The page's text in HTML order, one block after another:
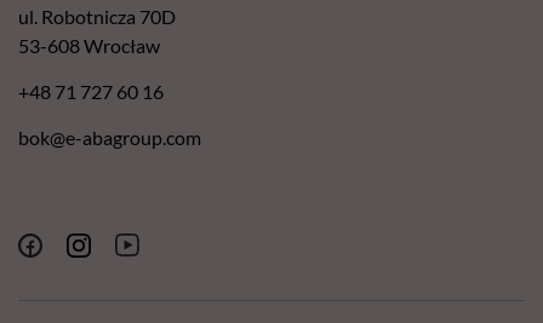
ul. Robotnicza 70D
53-608 Wrocław
+48 71 727 60 16
bok@e-abagroup.com